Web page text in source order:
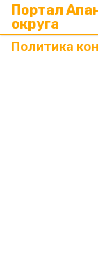
Портал
округа
Политика